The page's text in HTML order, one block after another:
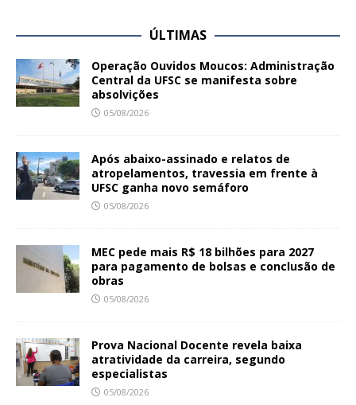
i
r
a
d
C
o
e
m
R
ÚLTIMAS
Operação Ouvidos Moucos: Administração
Central da UFSC se manifesta sobre
absolvições
05/08/2026
Após abaixo-assinado e relatos de
atropelamentos, travessia em frente à
UFSC ganha novo semáforo
05/08/2026
MEC pede mais R$ 18 bilhões para 2027
para pagamento de bolsas e conclusão de
obras
05/08/2026
Prova Nacional Docente revela baixa
atratividade da carreira, segundo
especialistas
05/08/2026